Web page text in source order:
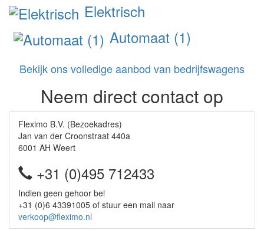
Elektrisch
Automaat (1)
Bekijk ons volledige aanbod van bedrijfswagens
Neem direct contact op
Fleximo B.V. (Bezoekadres)
Jan van der Croonstraat 440a
6001 AH Weert
+31 (0)495 712433
Indien geen gehoor bel
+31 (0)6 43391005 of stuur een mail naar
verkoop@fleximo.nl